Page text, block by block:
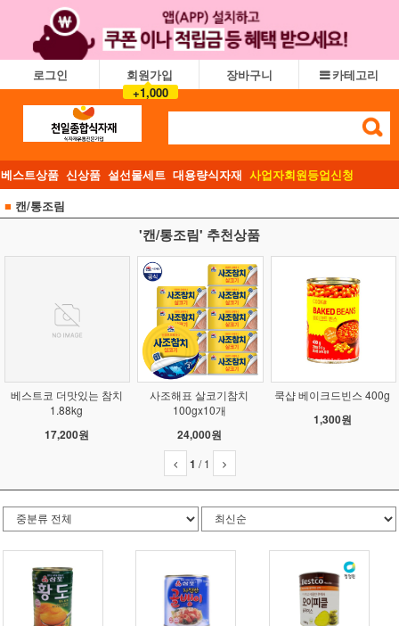
로그인
회원가입
+1,000
장바구니 카테고리
베스트상품 신상품 설선물세트 대용량식자재 사업자회원등업신청
■ 캔/통조림
'캔/통조림' 추천상품
베스트코 더맛있는 참치
1.88kg
17,200원
사조해표 살코기참치
100gx10개
24,000원
쿡샵 베이크드빈스 400g
1,300원
1 /1